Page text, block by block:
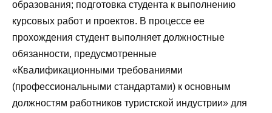
образования; подготовка студента к выполнению
курсовых работ и проектов. В процессе ее
прохождения студент выполняет должностные
обязанности, предусмотренные
«Квалификационными требованиями
(профессиональными стандартами) к основным
должностям работников туристской индустрии» для